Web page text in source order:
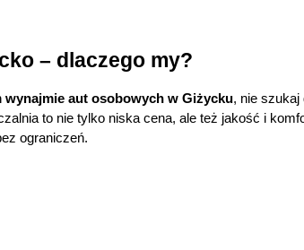
– dlaczego my?
wynajmie aut osobowych w Giżycku, nie szukaj
to nie tylko niska cena, ale też jakość i
ograniczeń.